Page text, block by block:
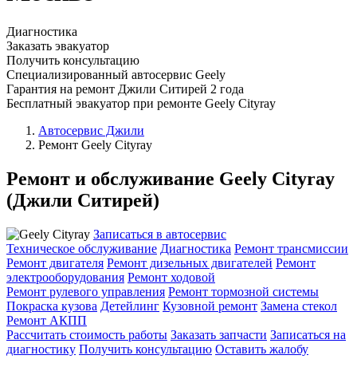
Диагностика
Заказать эвакуатор
Получить консультацию
Специализированный автосервис Geely
Гарантия на ремонт Джили Ситирей 2 года
Бесплатный эвакуатор при ремонте Geely Cityray
Автосервис Джили
Ремонт Geely Cityray
Ремонт и обслуживание Geely Cityray
(Джили Ситирей)
Записаться в автосервис
Техническое обслуживание Диагностика Ремонт трансмиссии
Ремонт двигателя Ремонт дизельных двигателей Ремонт
электрооборудования Ремонт ходовой
Ремонт рулевого управления Ремонт тормозной системы
Покраска кузова Детейлинг Кузовной ремонт Замена стекол
Ремонт АКПП
Рассчитать стоимость работы Заказать запчасти Записаться на
диагностику Получить консультацию Оставить жалобу